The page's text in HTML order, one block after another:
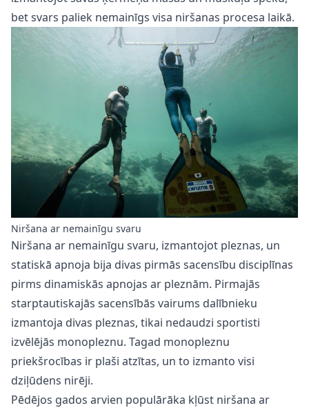
bet svars paliek nemainīgs visa niršanas procesa laikā.
Niršana ar nemainīgu svaru
Niršana ar nemainīgu svaru, izmantojot pleznas, un
statiskā apnoja bija divas pirmās sacensību disciplīnas
pirms dinamiskās apnojas ar pleznām. Pirmajās
starptautiskajās sacensībās vairums dalībnieku
izmantoja divas pleznas, tikai nedaudzi sportisti
izvēlējās monopleznu. Tagad monopleznu
priekšrocības ir plaši atzītas, un to izmanto visi
dziļūdens nirēji.
Pēdējos gados arvien populārāka kļūst niršana ar